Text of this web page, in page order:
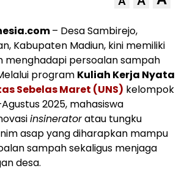
– Desa Sambirejo,
Kabupaten Madiun, kini memiliki
menghadapi persoalan sampah
program Kuliah Kerja Nyata
Sebelas Maret (UNS) kelompok
2025, mahasiswa
insineratoratau tungku
asap yang diharapkan mampu
sampah sekaligus menjaga
desa.